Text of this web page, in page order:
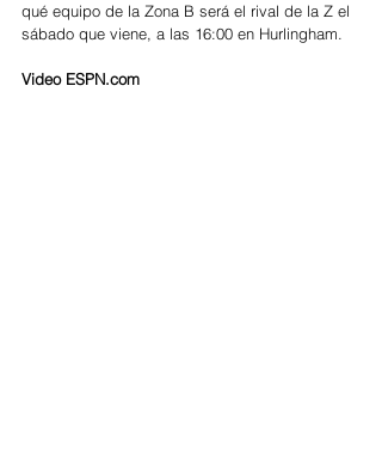
qué equipo de la Zona B será el rival de la Z el
sábado que viene, a las 16:00 en Hurlingham.
Video ESPN.com